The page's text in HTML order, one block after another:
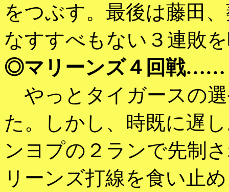
をつぶす。最後は藤田
なすすべもない３連敗
◎マリーンズ４回戦……
やっとタイガースの
た。しかし、時既に遅
ンヨプの２ランで先制
リーンズ打線を食い止